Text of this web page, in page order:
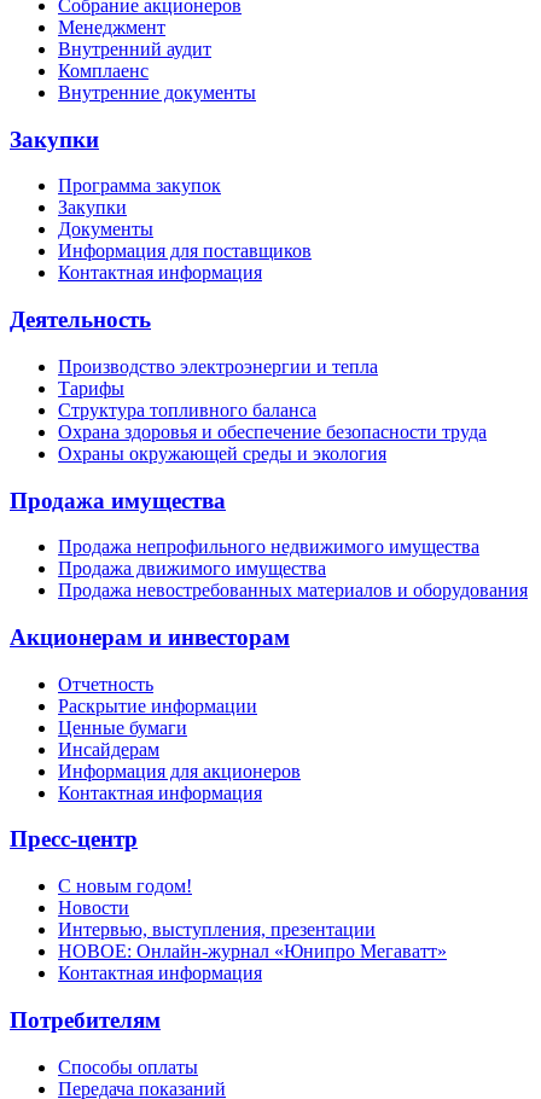
Собрание акционеров
Менеджмент
Внутренний аудит
Комплаенс
Внутренние документы
Закупки
Программа закупок
Закупки
Документы
Информация для поставщиков
Контактная информация
Деятельность
Производство электроэнергии и тепла
Тарифы
Структура топливного баланса
Охрана здоровья и обеспечение безопасности труда
Охраны окружающей среды и экология
Продажа имущества
Продажа непрофильного недвижимого имущества
Продажа движимого имущества
Продажа невостребованных материалов и оборудования
Акционерам и инвесторам
Отчетность
Раскрытие информации
Ценные бумаги
Инсайдерам
Информация для акционеров
Контактная информация
Пресс-центр
С новым годом!
Новости
Интервью, выступления, презентации
НОВОЕ: Онлайн-журнал «Юнипро Мегаватт»
Контактная информация
Потребителям
Способы оплаты
Передача показаний